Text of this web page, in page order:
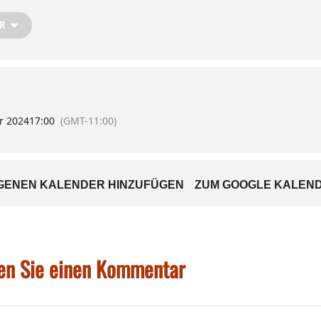
202417:00 (GMT-11:00)
KALENDER HINZUFÜGEN ZUM GOOGLE
Sie einen Kommentar